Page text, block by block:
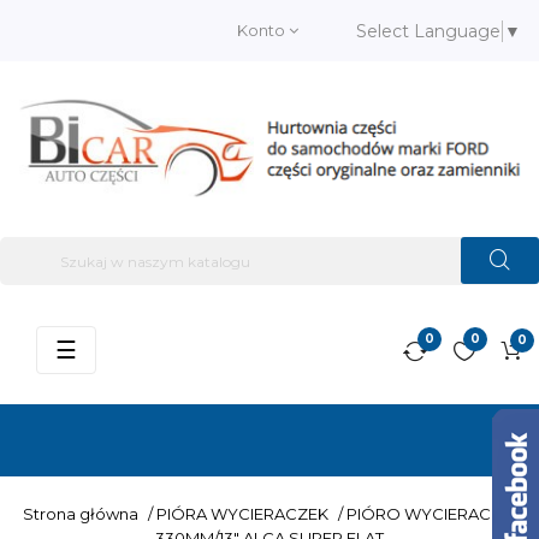
Konto Select Language ▼
0
0
0
Przełącz
☰
Strona główna / PIÓRA WYCIERACZEK / PIÓRO WYCIERACZKI